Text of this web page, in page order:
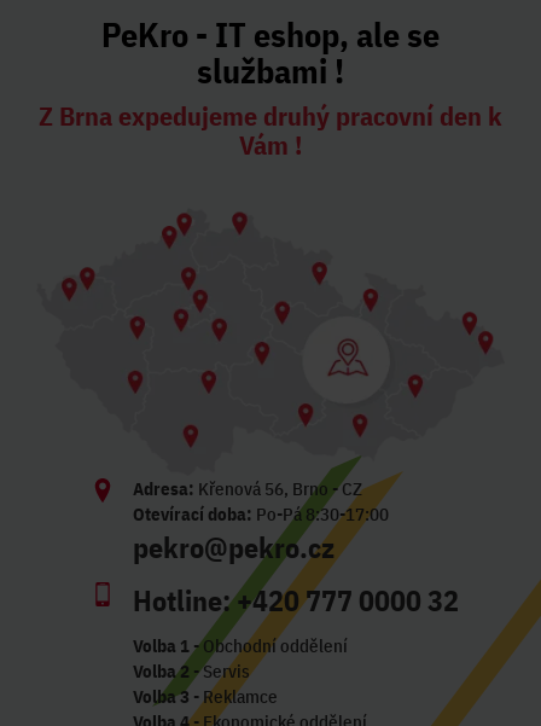
PeKro - IT eshop, ale se
službami !
Z Brna expedujeme druhý pracovní den k
Vám !
Adresa: Křenová 56, Brno - CZ
Otevírací doba: Po-Pá 8:30-17:00
pekro@pekro.cz
Hotline:+420 777 0000 32
Volba 1- Obchodní oddělení
Volba 2 - Servis
Volba 3 - Reklamce